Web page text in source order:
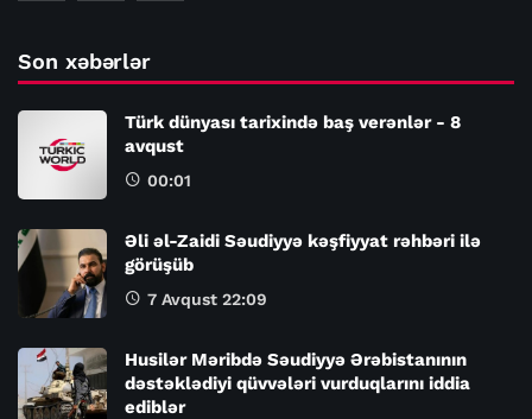
Son xəbərlər
Türk dünyası tarixində baş verənlər - 8
avqust
00:01
Əli əl-Zaidi Səudiyyə kəşfiyyat rəhbəri ilə
görüşüb
7 Avqust 22:09
Husilər Məribdə Səudiyyə Ərəbistanının
dəstəklədiyi qüvvələri vurduqlarını iddia
ediblər